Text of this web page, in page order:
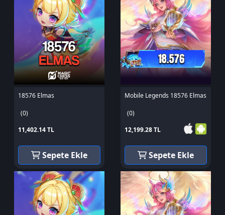
18576 Elmas
(0)
11,402.14 TL
Sepete Ekle
Mobile Legends 18576 Elmas
(0)
12,199.28 TL
Sepete Ekle